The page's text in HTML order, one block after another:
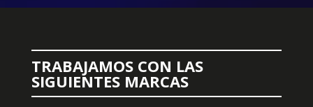
TRABAJAMOS CON LAS
SIGUIENTES MARCAS